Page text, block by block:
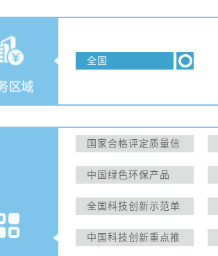
全国
国家合格评定质量信
中国绿色环保产品
全国科技创新示范单
中国科技创新重点推